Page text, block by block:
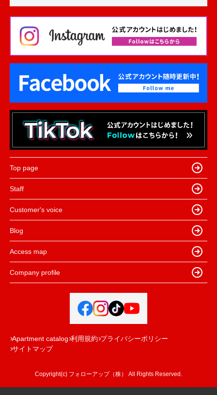
Top page
Staff
Customer's voice
Blog
Access map
Company profile
Apartment catalog 利用規約 プライバシーポリシー
サイトマップ
Copyright(c) フォローアップ（株） All Rights Reserved.